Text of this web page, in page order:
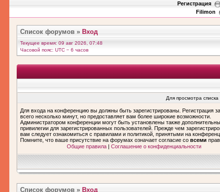
Регистрация
Filimon
Список форумов » Вход
Текущее время: 09 авг 2026, 07:48
Часовой пояс: UTC − 6 часов
Для просмотра
Для входа на конференцию вы должны быть зарегистрированы. Регистрация
всего несколько минут, но предоставляет вам более широкие возможности.
Администратором конференции могут быть установлены также
привилегии для зарегистрированных пользователей. Прежде чем
вам следует ознакомиться с правилами и политикой, принятыми на
Помните, что ваше присутствие на форумах означает согласие со всеми
Общие правила| Соглашение о конфиденциальности
Список форумов » Вход